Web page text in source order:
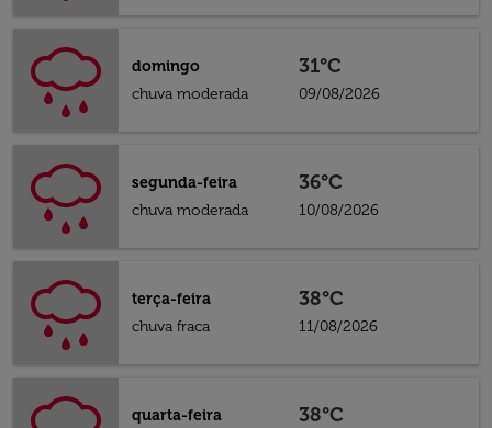
domingo
chuva moderada
31°C
09/08/2026
segunda-feira
chuva moderada
36°C
10/08/2026
terça-feira
chuva fraca
38°C
11/08/2026
quarta-feira
38°C